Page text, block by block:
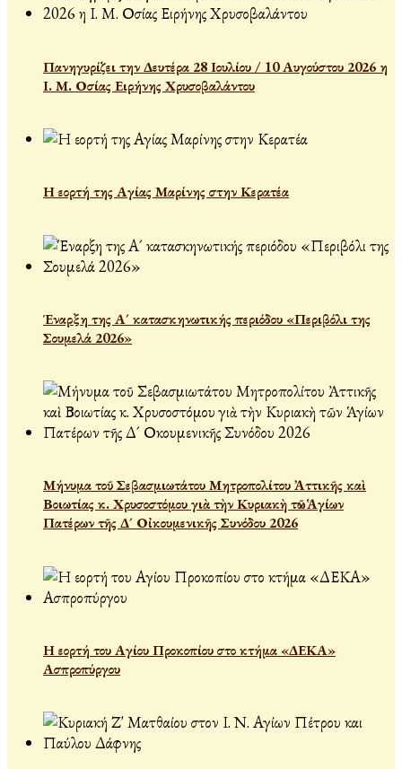
Πανηγυρίζει την Δευτέρα 28 Ιουλίου / 10 Αυγούστου 2026 η
Ι. Μ. Οσίας Ειρήνης Χρυσοβαλάντου
Η εορτή της Αγίας Μαρίνης στην Κερατέα
Έναρξη της Α´ κατασκηνωτικής περιόδου «Περιβόλι της
Σουμελά 2026»
Μήνυμα τοῦ Σεβασμιωτάτου Μητροπολίτου Ἀττικῆς καὶ
Βοιωτίας κ. Χρυσοστόμου γιὰ τὴν Κυριακὴ τῶν Ἁγίων
Πατέρων τῆς Δ´ Οἰκουμενικῆς Συνόδου 2026
Η εορτή του Αγίου Προκοπίου στο κτήμα «ΔΕΚΑ»
Ασπροπύργου